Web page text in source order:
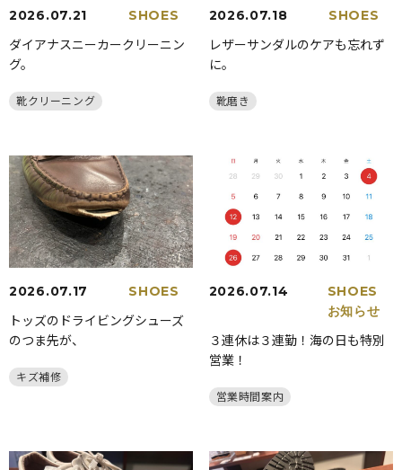
2026.07.21 SHOES
ダイアナスニーカークリーニン
グ。
靴クリーニング
2026.07.18 SHOES
レザーサンダルのケアも忘れず
に。
靴磨き
2026.07.17 SHOES
トッズのドライビングシューズ
のつま先が、
キズ補修
2026.07.14
SHOES
お知らせ
３連休は３連勤！海の日も特別
営業！
営業時間案内